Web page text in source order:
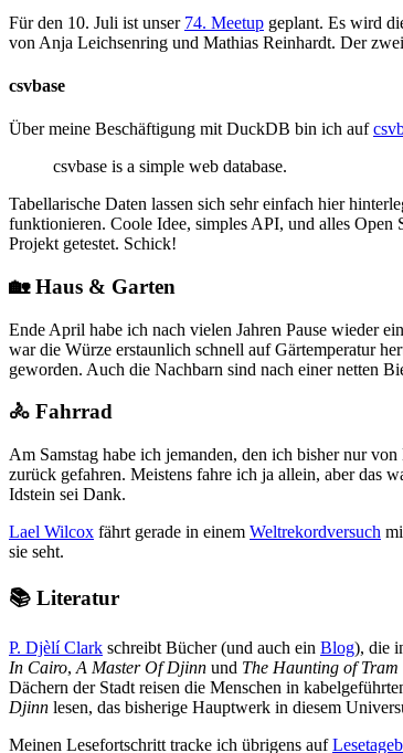
Für den 10. Juli ist unser 74. Meetup geplant. Es wird
von Anja Leichsenring und Mathias Reinhardt. Der
csvbase
Über meine Beschäftigung mit DuckDB bin ich auf
csvbase is a simple web database.
Tabellarische Daten lassen sich sehr einfach hier
funktionieren. Coole Idee, simples API, und alles Open
Projekt getestet. Schick!
🏡 Haus & Garten
Ende April habe ich nach vielen Jahren Pause wieder
war die Würze erstaunlich schnell auf Gärtemperatur
geworden. Auch die Nachbarn sind nach einer netten
🚴 Fahrrad
Am Samstag habe ich jemanden, den ich bisher nur
zurück gefahren. Meistens fahre ich ja allein, aber das
Idstein sei Dank.
Lael Wilcox fährt gerade in einem Weltrekordversuch
sie seht.
📚 Literatur
P. Djèlí Clark schreibt Bücher (und auch ein Blog), die
In Cairo,A Master Of Djinn und The Haunting of
Dächern der Stadt reisen die Menschen in
Djinn lesen, das bisherige Hauptwerk in diesem
Meinen Lesefortschritt tracke ich übrigens auf